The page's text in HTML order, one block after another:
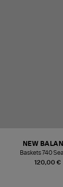
120,00 €
NEW
Baskets 740